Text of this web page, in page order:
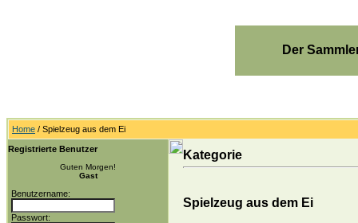
Der
Home / Spielzeug aus dem Ei
Registrierte Benutzer
Guten Morgen!
Gast
Benutzername:
Passwort:
Kategorie
Spielzeug aus dem Ei